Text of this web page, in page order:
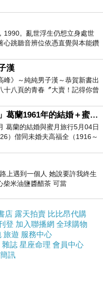
】
一山之高
1990。亂世浮生仍想立身處世
心跳聽音辨位依憑直覺與本能鑽
一個心聲另一個共鳴的
漢
峰》～純純男子漢～恭賀新書出
十八頁的青春〞大賣！記得你曾
好讚的圖^^感覺大家
AI「曼波女郎」葛蘭1961年的結婚＋蜜月旅行 #戀上老電影 #葛蘭 #粟子
葛蘭的結婚與蜜月旅行5月04日
）偕同未婚夫高福全（1916～
敦6月15日於英國倫敦St.S
上遇到一個人 她說要許我終生
柴米油鹽醬醋茶 可當
店 露天拍賣 比比昂代購
登 加入聯播網 全球購物
旅遊 服務中心
雜誌 星座命理 會員中心
訊